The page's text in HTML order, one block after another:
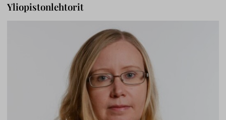
Yliopistonlehtorit